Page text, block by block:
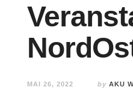
MAI 26, 2022 by AKU